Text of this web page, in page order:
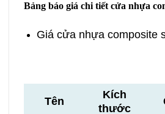
Bảng báo giá chi tiết cửa nhựa
Giá cửa nhựa composite
Tên
Kích
thước